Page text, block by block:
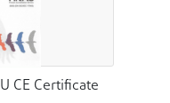
CE Certificate